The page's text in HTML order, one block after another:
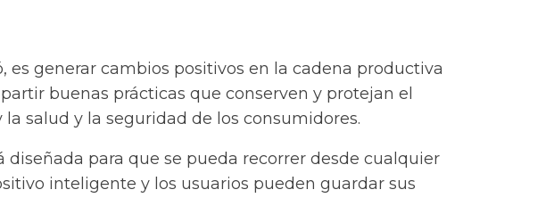
es generar cambios positivos en la cadena productiva
buenas prácticas que conserven y protejan el
salud y la seguridad de los consumidores.
diseñada para que se pueda recorrer desde cualquier
inteligente y los usuarios pueden guardar sus